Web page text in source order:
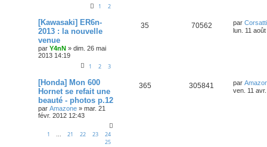
1 2
[Kawasaki] ER6n-
2013 : la nouvelle
venue
par Y4nN » dim. 26 mai
2013 14:19
1 2 3
35 70562 par
lun. 11
[Honda] Mon 600
Hornet se refait une
beauté - photos p.12
par Amazone » mar. 21
févr. 2012 12:43
1 … 21 22 23
24
25
365 305841 par
ven. 11